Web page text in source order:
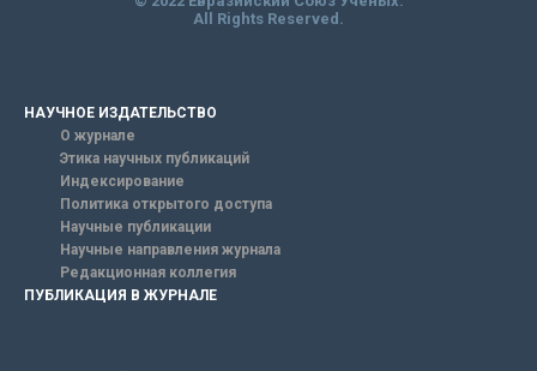
All Rights Reserved.
НАУЧНОЕ ИЗДАТЕЛЬСТВО
О журнале
Этика научных публикаций
Индексирование
Политика открытого доступа
Научные публикации
Научные направления журнала
Редакционная коллегия
ПУБЛИКАЦИЯ В ЖУРНАЛЕ